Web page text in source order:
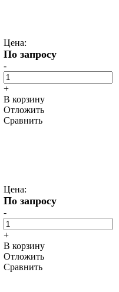
Цена:
По запросу
-
+
В корзину
Отложить
Сравнить
Цена:
По запросу
-
+
В корзину
Отложить
Сравнить